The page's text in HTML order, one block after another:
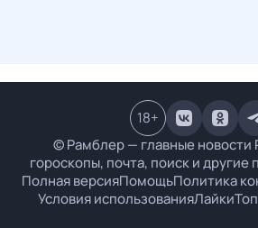
© Рамблер — главные новости
гороскопы, почта, поиск и
Полная версияПомощьПолитика
Условия использованияЛайки
18+